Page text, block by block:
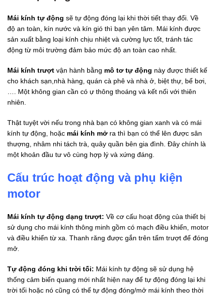
Mái kính tự động sẽ tự động đóng lại khi thời tiết thay đổi. Về
độ an toàn, kín nước và kín gió thì bạn yên tâm. Mái kính được
sản xuất bằng loại kính chịu nhiệt và cường lực tốt, tránh tác
động từ môi trường đảm bảo mức độ an toàn cao nhất.
Mái kính trượt vận hành bằng mô tơ tự động này được thiết kế
cho khách sạn,nhà hàng, quán cà phê và nhà ở, biệt thự, bể bơi,
…. Một không gian cần có ự thông thoáng và kết nối với thiên
nhiên.
Thật tuyệt vời nếu trong nhà bạn có không gian xanh và có mái
kính tự động, hoặc mái kính mở ra thì bạn có thể lên được sân
thượng, nhâm nhi tách trà, quây quần bên gia đình. Đây chính là
một khoản đầu tư vô cùng hợp lý và xứng đáng.
Cấu trúc hoạt động và phụ kiện
motor
Mái kính tự động dạng trượt: Về cơ cấu hoạt động của thiết bị
sử dụng cho mái kính thông minh gồm có mạch điều khiển, motor
và điều khiển từ xa. Thanh răng được gắn trên tấm trượt để đóng
mở.
Tự động đóng khi trời tối: Mái kính tự động sẽ sử dụng hệ
thống cảm biến quang mới nhất hiện nay để tự động đóng lại khi
trời tối hoặc nó cũng có thể tự động đóng/mở mái kính theo thời